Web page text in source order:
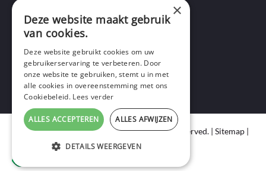
9400 Ninove
+32 495 69 32 72
Copyright © 2020 Ninof Media. All Rights Reserved. | Sitemap|
Cookie Policy|Privacy Policy
×
Deze website maakt gebruik
van cookies.
Deze website gebruikt cookies om uw
gebruikerservaring te verbeteren. Door
onze website te gebruiken, stemt u in met
alle cookies in overeenstemming met ons
Cookiebeleid. Lees verder
ALLES ACCEPTEREN ALLES AFWIJZEN
DETAILS WEERGEVEN